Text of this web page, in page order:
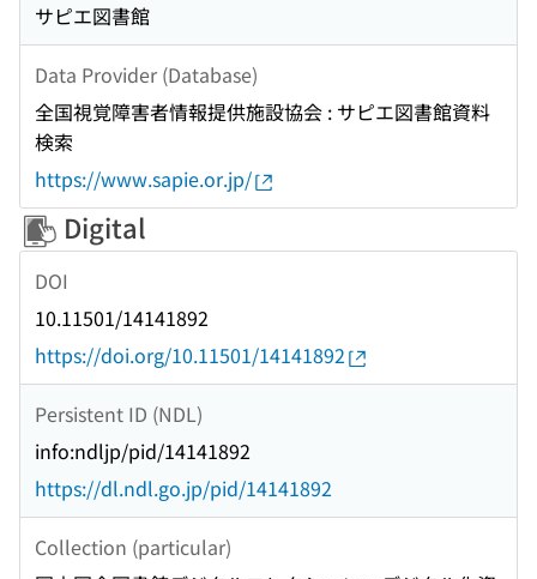
サピエ図書館
Data Provider (Database)
全国視覚障害者情報提供施設協会 : サピエ図書館資料
検索
https://www.sapie.or.jp/
Digital
DOI
10.11501/14141892
https://doi.org/10.11501/14141892
Persistent ID (NDL)
info:ndljp/pid/14141892
https://dl.ndl.go.jp/pid/14141892
Collection (particular)